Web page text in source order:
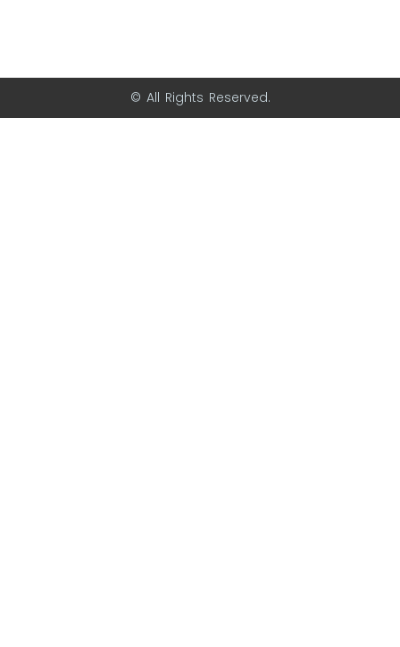
© All Rights Reserved.